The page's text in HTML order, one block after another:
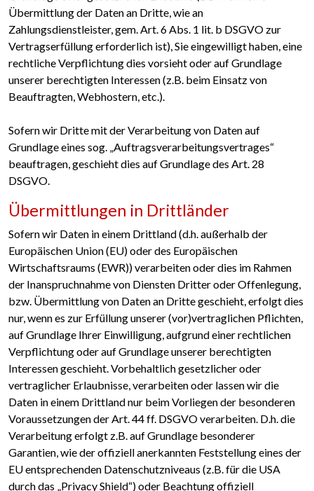
Übermittlung der Daten an Dritte, wie an
Zahlungsdienstleister, gem. Art. 6 Abs. 1 lit. b DSGVO zur
Vertragserfüllung erforderlich ist), Sie eingewilligt haben, eine
rechtliche Verpflichtung dies vorsieht oder auf Grundlage
unserer berechtigten Interessen (z.B. beim Einsatz von
Beauftragten, Webhostern, etc.).
Sofern wir Dritte mit der Verarbeitung von Daten auf
Grundlage eines sog. „Auftragsverarbeitungsvertrages“
beauftragen, geschieht dies auf Grundlage des Art. 28
DSGVO.
Übermittlungen in Drittländer
Sofern wir Daten in einem Drittland (d.h. außerhalb der
Europäischen Union (EU) oder des Europäischen
Wirtschaftsraums (EWR)) verarbeiten oder dies im Rahmen
der Inanspruchnahme von Diensten Dritter oder Offenlegung,
bzw. Übermittlung von Daten an Dritte geschieht, erfolgt dies
nur, wenn es zur Erfüllung unserer (vor)vertraglichen Pflichten,
auf Grundlage Ihrer Einwilligung, aufgrund einer rechtlichen
Verpflichtung oder auf Grundlage unserer berechtigten
Interessen geschieht. Vorbehaltlich gesetzlicher oder
vertraglicher Erlaubnisse, verarbeiten oder lassen wir die
Daten in einem Drittland nur beim Vorliegen der besonderen
Voraussetzungen der Art. 44 ff. DSGVO verarbeiten. D.h. die
Verarbeitung erfolgt z.B. auf Grundlage besonderer
Garantien, wie der offiziell anerkannten Feststellung eines der
EU entsprechenden Datenschutzniveaus (z.B. für die USA
durch das „Privacy Shield“) oder Beachtung offiziell